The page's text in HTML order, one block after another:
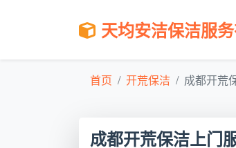
天均安洁保洁服
首页 开荒保洁 成都开荒
成都开荒保洁上门